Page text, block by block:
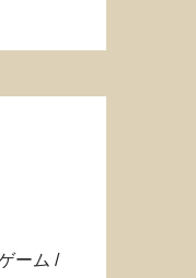
ーム /